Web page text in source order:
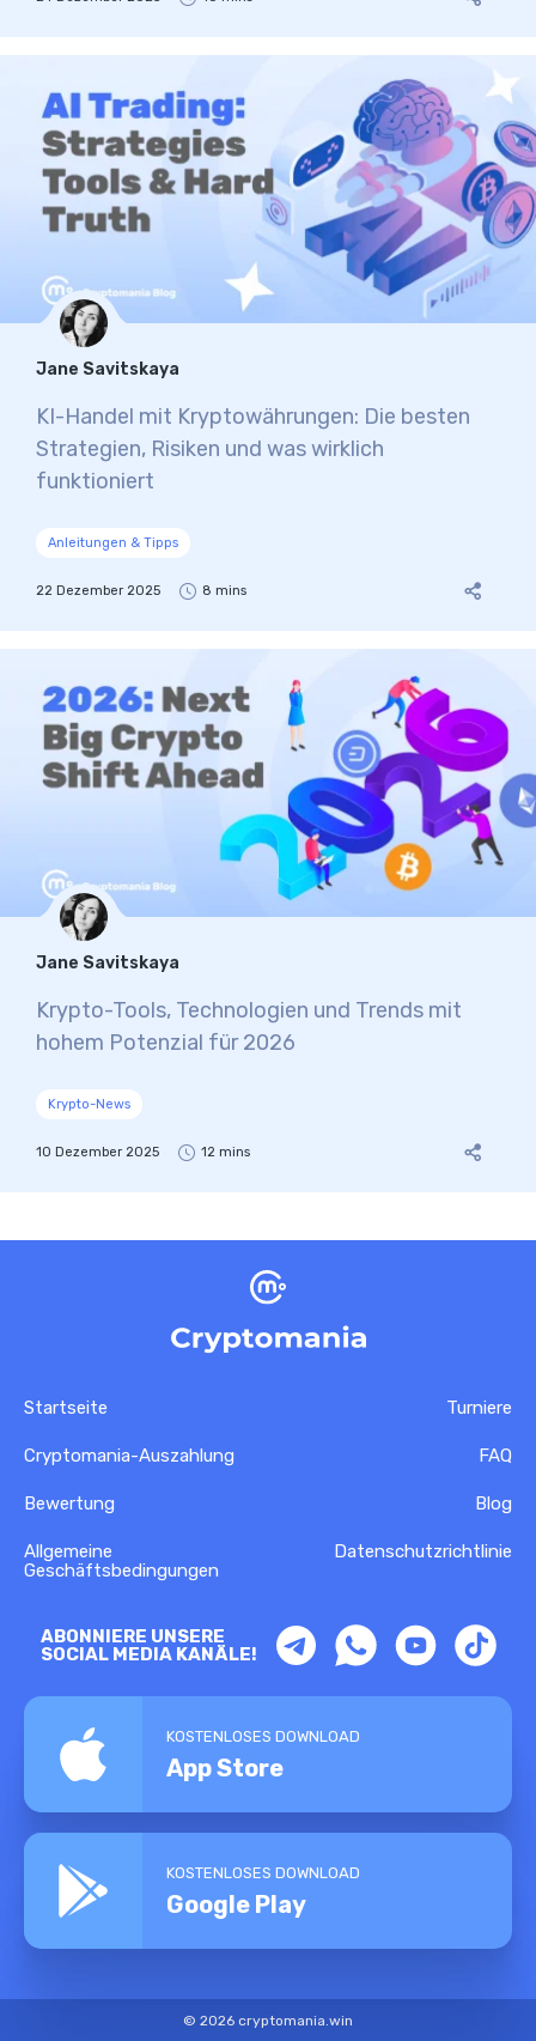
Jane Savitskaya
KI-Handel mit Kryptowährungen: Die besten
Strategien, Risiken und was wirklich
funktioniert
Anleitungen & Tipps
22 Dezember 2025 8 mins
Jane Savitskaya
Krypto-Tools, Technologien und Trends mit
hohem Potenzial für 2026
Krypto-News
10 Dezember 2025 12 mins
Startseite Turniere
Cryptomania-Auszahlung FAQ
Bewertung Blog
Allgemeine
Geschäftsbedingungen
Datenschutzrichtlinie
ABONNIERE UNSERE
SOCIAL MEDIA KANÄLE!
KOSTENLOSES DOWNLOAD
App Store
KOSTENLOSES DOWNLOAD
Google Play
© 2026 cryptomania.win